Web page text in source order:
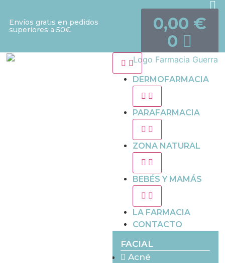
Envíos gratis en pedidos
superiores a 50€
0,00 €
0
DERMOFARMACIA
PARAFARMACIA
ZONA NATURAL
BEBÉS Y MAMÁS
LA FARMACIA
CONTACTO
FACIAL
Acné